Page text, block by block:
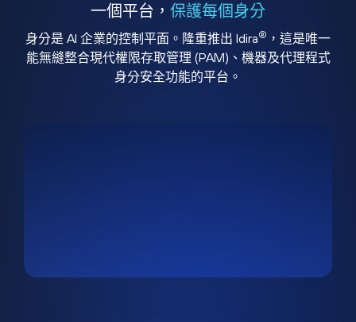
一個平台， 保護每個身分
身分是 AI 企業的控制平面。隆重推出 Idira® ，這是唯一
能無縫整合現代權限存取管理 (PAM)、機器及代理程式
身分安全功能的平台。